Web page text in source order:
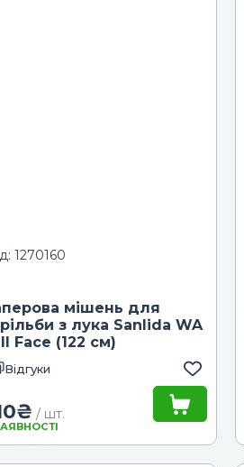
1270160
мішень для
з лука Sanlida WA
Face (122 см)
Відгуки
₴ / шт.